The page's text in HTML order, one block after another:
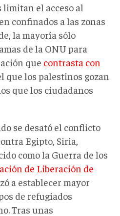
limitan el acceso al
confinados a las zonas
la mayoría sólo
de la ONU para
que contrasta con
que los palestinos gozan
que los ciudadanos
se desató el conflicto
Egipto, Siria,
como la Guerra de los
de Liberación de
a establecer mayor
de refugiados
Tras unas